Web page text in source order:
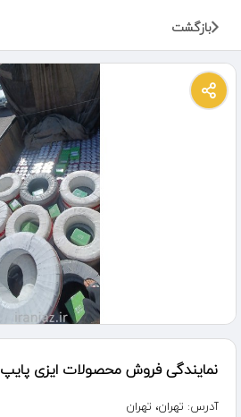
بازگشت
نمایندگی فروش محصولات ایزی پایپ
آدرس: تهران، تهران